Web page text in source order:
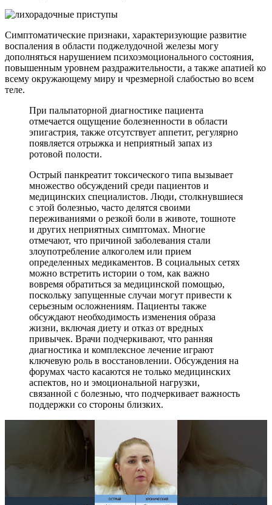
Симптоматические признаки, характеризующие развитие
воспаления в области поджелудочной железы могу
дополняться нарушением психоэмоционального состояния,
повышенным уровнем раздражительности, а также апатией ко
всему окружающему миру и чрезмерной слабостью во всем
теле.
При пальпаторной диагностике пациента
отмечается ощущение болезненности в области
эпигастрия, также отсутствует аппетит, регулярно
появляется отрыжка и неприятный запах из
ротовой полости.
Острый панкреатит токсического типа вызывает
множество обсуждений среди пациентов и
медицинских специалистов. Люди, столкнувшиеся
с этой болезнью, часто делятся своими
переживаниями о резкой боли в животе, тошноте
и других неприятных симптомах. Многие
отмечают, что причиной заболевания стали
злоупотребление алкоголем или прием
определенных медикаментов. В социальных сетях
можно встретить истории о том, как важно
вовремя обратиться за медицинской помощью,
поскольку запущенные случаи могут привести к
серьезным осложнениям. Пациенты также
обсуждают необходимость изменения образа
жизни, включая диету и отказ от вредных
привычек. Врачи подчеркивают, что ранняя
диагностика и комплексное лечение играют
ключевую роль в восстановлении. Обсуждения на
форумах часто касаются не только медицинских
аспектов, но и эмоциональной нагрузки,
связанной с болезнью, что подчеркивает важность
поддержки со стороны близких.